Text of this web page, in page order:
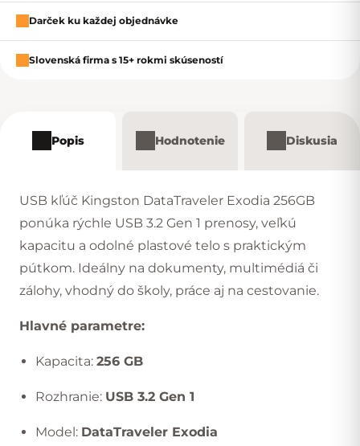
Darček ku každej objednávke
Slovenská firma s 15+ rokmi skúseností
Popis Hodnotenie Diskusia
USB kľúč Kingston DataTraveler Exodia 256GB
ponúka rýchle USB 3.2 Gen 1 prenosy, veľkú
kapacitu a odolné plastové telo s praktickým
pútkom. Ideálny na dokumenty, multimédiá či
zálohy, vhodný do školy, práce aj na cestovanie.
Hlavné parametre:
Kapacita: 256 GB
Rozhranie: USB 3.2 Gen 1
Model: DataTraveler Exodia